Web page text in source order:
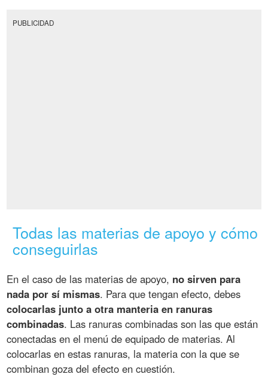
PUBLICIDAD
Todas las materias de apoyo y cómo
conseguirlas
En el caso de las materias de apoyo, no sirven para
nada por sí mismas. Para que tengan efecto, debes
colocarlas junto a otra manteria en ranuras
combinadas. Las ranuras combinadas son las que están
conectadas en el menú de equipado de materias. Al
colocarlas en estas ranuras, la materia con la que se
combinan goza del efecto en cuestión.